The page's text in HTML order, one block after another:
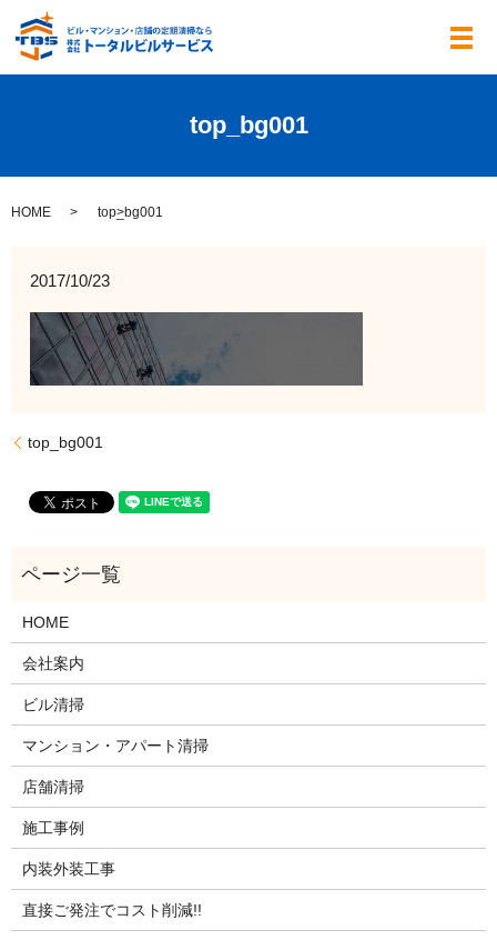
メ
top_bg001
HOME top_bg001
2017/10/23
top_bg001
HOME
会社案内
ビル清掃
マンション・アパート清掃
店舗清掃
施工事例
内装外装工事
直接ご発注でコスト削減!!